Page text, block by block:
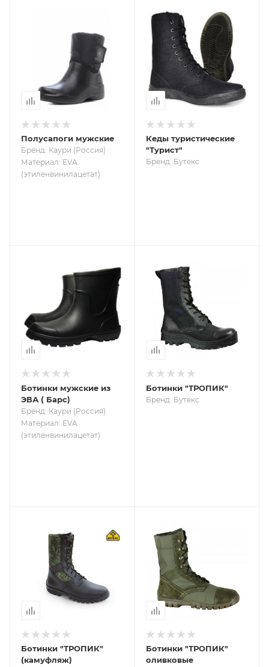
Полусапоги мужские
Бренд: Каури (Россия)
Материал: EVA
(этиленвинилацетат)
Кеды туристические
"Турист"
Бренд: Бутекс
Ботинки мужские из
ЭВА ( Барс)
Бренд: Каури (Россия)
Материал: EVA
(этиленвинилацетат)
Ботинки "ТРОПИК"
Бренд: Бутекс
Ботинки "ТРОПИК"
(камуфляж)
Ботинки "ТРОПИК"
оливковые